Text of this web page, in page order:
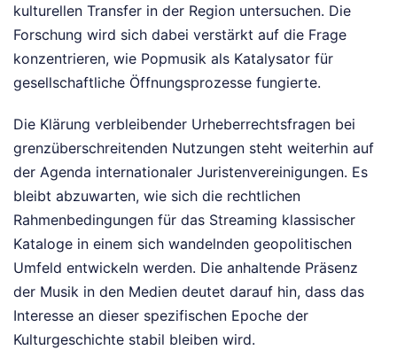
kulturellen Transfer in der Region untersuchen. Die
Forschung wird sich dabei verstärkt auf die Frage
konzentrieren, wie Popmusik als Katalysator für
gesellschaftliche Öffnungsprozesse fungierte.
Die Klärung verbleibender Urheberrechtsfragen bei
grenzüberschreitenden Nutzungen steht weiterhin auf
der Agenda internationaler Juristenvereinigungen. Es
bleibt abzuwarten, wie sich die rechtlichen
Rahmenbedingungen für das Streaming klassischer
Kataloge in einem sich wandelnden geopolitischen
Umfeld entwickeln werden. Die anhaltende Präsenz
der Musik in den Medien deutet darauf hin, dass das
Interesse an dieser spezifischen Epoche der
Kulturgeschichte stabil bleiben wird.